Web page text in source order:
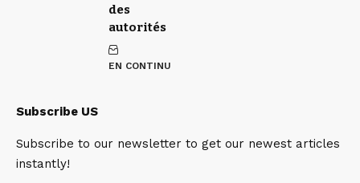
des
autorités
EN CONTINU
Subscribe US
Subscribe to our newsletter to get our newest articles
instantly!